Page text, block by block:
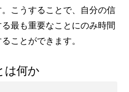
こうすることで、自分の信
最も重要なことにのみ時間
ことができます。
は何か